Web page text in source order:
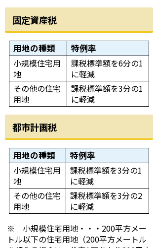
固定資産税
用地の種類
特例率
小規模住宅用
地
課税標準額を6分の1
に軽減
その他の住宅
用地
課税標準額を3分の1
に軽減
都市計画税
用地の種類
特例率
小規模住宅用
地
課税標準額を3分の1
に軽減
その他の住宅
用地
課税標準額を3分の2
に軽減
※ 小規模住宅用地・・・200平方メー
トル以下の住宅用地（200平方メートル